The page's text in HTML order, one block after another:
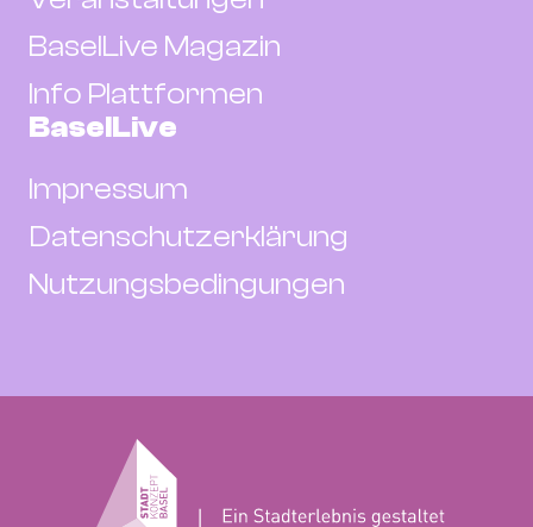
BaselLive Magazin
Info Plattformen
BaselLive
Impressum
Datenschutzerklärung
Nutzungsbedingungen